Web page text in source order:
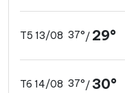
T5 13/08 37°/ 29°
T6 14/08 37°/30°